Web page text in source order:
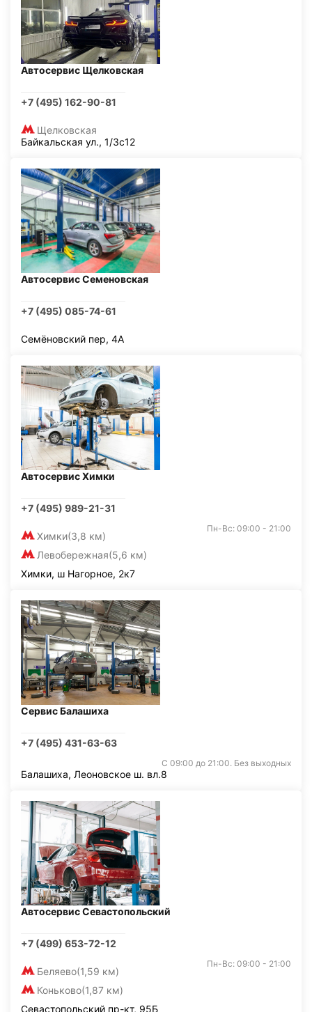
Автосервис Щелковская
+7 (495) 162-90-81
Щелковская
Байкальская ул., 1/3с12
Автосервис Семеновская
+7 (495) 085-74-61
Семёновский пер, 4А
Автосервис Химки
+7 (495) 989-21-31
Химки(3,8 км)
Левобережная(5,6 км)
Пн-Вс: 09:00 - 21:00
Химки, ш Нагорное, 2к7
Сервис Балашиха
+7 (495) 431-63-63
С 09:00 до 21:00. Без выходных
Балашиха, Леоновское ш. вл.8
Автосервис Севастопольский
+7 (499) 653-72-12
Беляево(1,59 км)
Коньково(1,87 км)
Пн-Вс: 09:00 - 21:00
Севастопольский пр-кт, 95Б